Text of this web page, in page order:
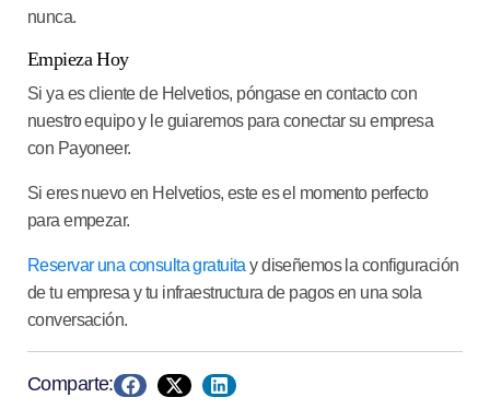
nunca.
Empieza Hoy
Si ya es cliente de Helvetios, póngase en contacto con
nuestro equipo y le guiaremos para conectar su empresa
con Payoneer.
Si eres nuevo en Helvetios, este es el momento perfecto
para empezar.
Reservar una consulta gratuita y diseñemos la configuración
de tu empresa y tu infraestructura de pagos en una sola
conversación.
Comparte: